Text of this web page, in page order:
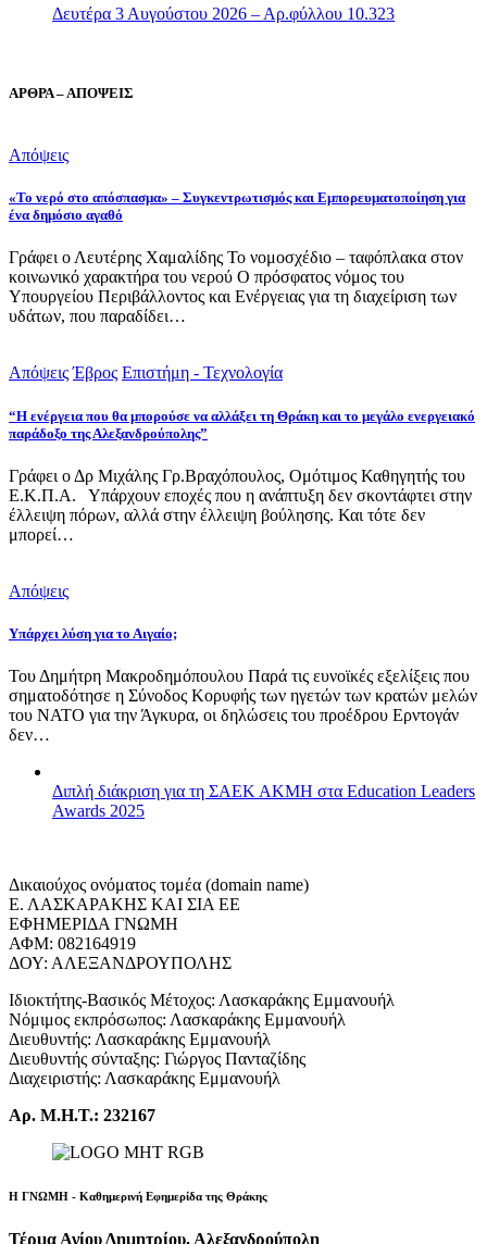
Δευτέρα 3 Αυγούστου 2026 – Αρ.φύλλου 10.323
ΑΡΘΡΑ – ΑΠΟΨΕΙΣ
Απόψεις
«Το νερό στο απόσπασμα» – Συγκεντρωτισμός και Εμπορευματοποίηση για
ένα δημόσιο αγαθό
Γράφει ο Λευτέρης Χαμαλίδης Το νομοσχέδιο – ταφόπλακα στον
κοινωνικό χαρακτήρα του νερού Ο πρόσφατος νόμος του
Υπουργείου Περιβάλλοντος και Ενέργειας για τη διαχείριση των
υδάτων, που παραδίδει…
Απόψεις Έβρος Επιστήμη - Τεχνολογία
“Η ενέργεια που θα μπορούσε να αλλάξει τη Θράκη και το μεγάλο ενεργειακό
παράδοξο της Αλεξανδρούπολης”
Γράφει ο Δρ Μιχάλης Γρ.Βραχόπουλος, Ομότιμος Καθηγητής του
Ε.Κ.Π.Α. Υπάρχουν εποχές που η ανάπτυξη δεν σκοντάφτει στην
έλλειψη πόρων, αλλά στην έλλειψη βούλησης. Και τότε δεν
μπορεί…
Απόψεις
Υπάρχει λύση για το Αιγαίο;
Του Δημήτρη Μακροδημόπουλου Παρά τις ευνοϊκές εξελίξεις που
σηματοδότησε η Σύνοδος Κορυφής των ηγετών των κρατών μελών
του ΝΑΤΟ για την Άγκυρα, οι δηλώσεις του προέδρου Ερντογάν
δεν…
Διπλή διάκριση για τη ΣΑΕΚ ΑΚΜΗ στα Education Leaders
Awards 2025
Δικαιούχος ονόματος τομέα (domain name)
Ε. ΛΑΣΚΑΡΑΚΗΣ ΚΑΙ ΣΙΑ ΕΕ
ΕΦΗΜΕΡΙΔΑ ΓΝΩΜΗ
ΑΦΜ: 082164919
ΔΟΥ: ΑΛΕΞΑΝΔΡΟΥΠΟΛΗΣ
Ιδιοκτήτης-Βασικός Μέτοχος: Λασκαράκης Εμμανουήλ
Νόμιμος εκπρόσωπος: Λασκαράκης Εμμανουήλ
Διευθυντής: Λασκαράκης Εμμανουήλ
Διευθυντής σύνταξης: Γιώργος Πανταζίδης
Διαχειριστής: Λασκαράκης Εμμανουήλ
Αρ. Μ.Η.Τ.: 232167
Η ΓΝΩΜΗ - Καθημερινή Εφημερίδα της Θράκης
Τέρμα Αγίου Δημητρίου, Αλεξανδρούπολη